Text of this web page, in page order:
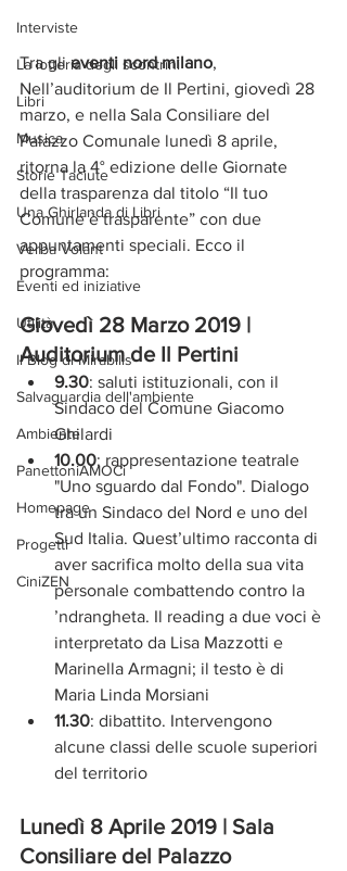
Interviste
La lotteria degli scontrini
Libri
Musica
Storie Taciute
Una Ghirlanda di Libri
Verba Volant
Eventi ed iniziative
Utilità
Il Blog di Mirabilis
Salvaguardia dell'ambiente
Ambiente
PanettoniAMOCi
Homepage
Progetti
CiniZEN
Tra gli eventi nord milano,
Nell’auditorium de Il Pertini, giovedì 28
marzo, e nella Sala Consiliare del
Palazzo Comunale lunedì 8 aprile,
ritorna la 4° edizione delle Giornate
della trasparenza dal titolo “Il tuo
Comune è trasparente” con due
appuntamenti speciali. Ecco il
programma:
Giovedì 28 Marzo 2019 |
Auditorium de Il Pertini
9.30: saluti istituzionali, con il
Sindaco del Comune Giacomo
Ghilardi
10.00: rappresentazione teatrale
"Uno sguardo dal Fondo". Dialogo
tra un Sindaco del Nord e uno del
Sud Italia. Quest’ultimo racconta di
aver sacrifica molto della sua vita
personale combattendo contro la
’ndrangheta. Il reading a due voci è
interpretato da Lisa Mazzotti e
Marinella Armagni; il testo è di
Maria Linda Morsiani
11.30: dibattito. Intervengono
alcune classi delle scuole superiori
del territorio
Lunedì 8 Aprile 2019 | Sala
Consiliare del Palazzo